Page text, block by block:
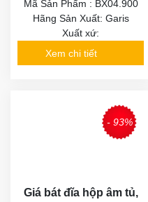
Mã Sản Phẩm : BX04.900
Hãng Sản Xuất: Garis
Xuất xứ:
Xem chi tiết
- 93%
Giá bát đĩa hộp âm tủ,